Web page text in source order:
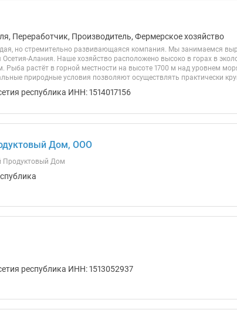
Переработчик, Производитель, Фермерское хозяйство
но стремительно развивающаяся компания. Мы занимаемся
Алания. Наше хозяйство расположено высоко в горах в
Рыба растёт в горной местности на высоте 1700 м над уровнем
природные условия позволяют осуществлять практически
республика ИНН: 1514017156
Дом, ООО
Продуктовый Дом
республика ИНН: 1513052937